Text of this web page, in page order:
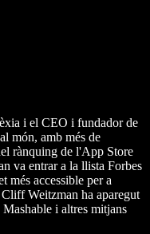
i el CEO i fundador de
món, amb més de
rànquing de l'App Store
va entrar a la llista Forbes
més accessible per a
Weitzman ha aparegut
i altres mitjans